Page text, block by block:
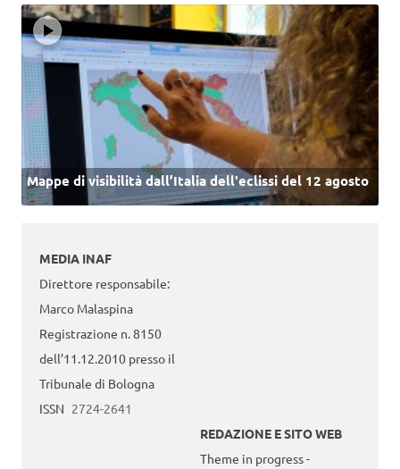
Mappe di visibilità dall’Italia dell'eclissi del 12 agosto
MEDIA INAF
Direttore responsabile:
Marco Malaspina
Registrazione n. 8150
dell’11.12.2010 presso il
Tribunale di Bologna
ISSN 2724-2641
REDAZIONE E SITO WEB
Theme in progress -